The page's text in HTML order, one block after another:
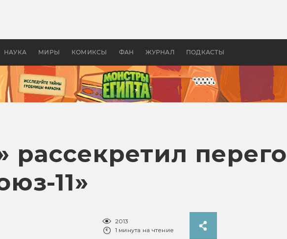
НАУКА МИРЫ КОМИКСЫ ФАН ЖУРНАЛ ПОДКАСТЫ
в России —
бы «Властелина колец»
рассекретил
11»
2013
1 минута на чтение